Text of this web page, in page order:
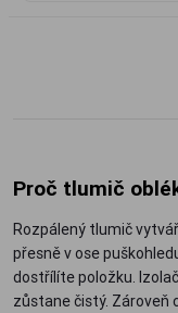
Proč tlumič
Rozpálený tlumič
přesně v ose
dostřílíte položku.
zůstane čistý. Zároveň